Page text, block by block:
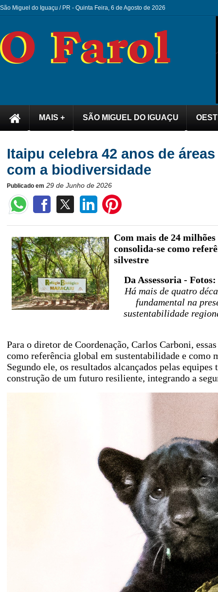
São Miguel do Iguaçu / PR - Quinta Feira, 6 de Agosto de 2026
MAIS + SÃO MIGUEL DO IGUAÇU
Itaipu celebra 42 anos de
com a biodiversidade
Publicado em 29 de Junho de 2026
Com mais de 24
consolida-se como
silvestre
Da Assessoria -
Há mais de quatro
fundamental na
sustentabilidade
Para o diretor de Coordenação, Carlos Carboni,
como referência global em sustentabilidade e como
Segundo ele, os resultados alcançados pelas
construção de um futuro resiliente, integrando a